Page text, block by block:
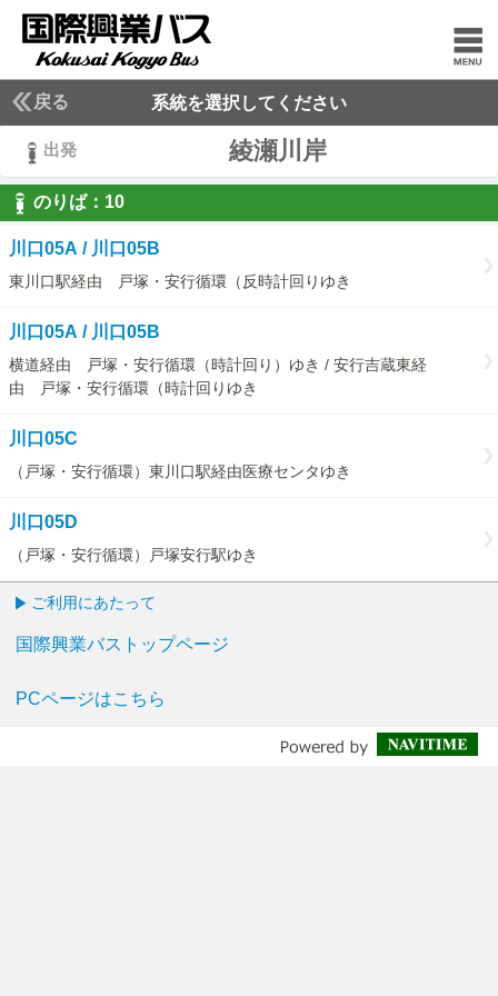
戻る 系統を選択してください
出発 綾瀬川岸
のりば： 10
10
川口05A / 川口05B
東川口駅経由 戸塚・安行循環（反時計回りゆき
川口05A / 川口05B
横道経由 戸塚・安行循環（時計回り）ゆき / 安行吉蔵東経
由 戸塚・安行循環（時計回りゆき
川口05C
（戸塚・安行循環）東川口駅経由医療センタゆき
川口05D
（戸塚・安行循環）戸塚安行駅ゆき
ご利用にあたって
国際興業バストップページ
PCページはこちら